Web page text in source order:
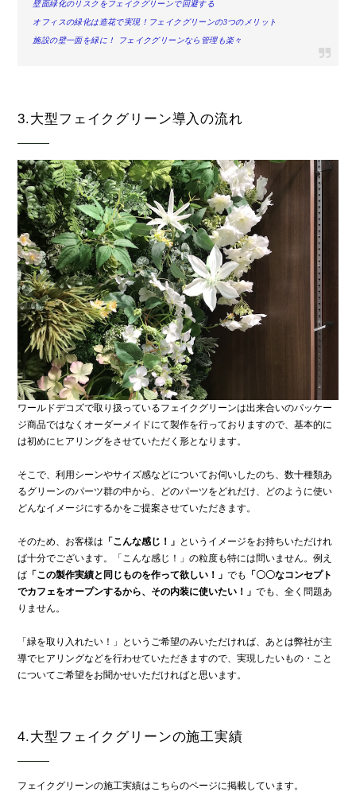
壁面緑化のリスクをフェイクグリーンで回避する
オフィスの緑化は造花で実現！フェイクグリーンの3つのメリット
施設の壁一面を緑に！ フェイクグリーンなら管理も楽々
3.大型フェイクグリーン導入の流れ
ワールドデコズで取り扱っているフェイクグリーンは出来合いのパッケー
ジ商品ではなくオーダーメイドにて製作を行っておりますので、基本的に
は初めにヒアリングをさせていただく形となります。
そこで、利用シーンやサイズ感などについてお伺いしたのち、数十種類あ
るグリーンのパーツ群の中から、どのパーツをどれだけ、どのように使い
どんなイメージにするかをご提案させていただきます。
そのため、お客様は 「こんな感じ！」 というイメージをお持ちいただけれ
ば十分でございます。「こんな感じ！」の粒度も特には問いません。例え
ば 「この製作実績と同じものを作って欲しい！」でも
「〇〇なコンセプト
でカフェをオープンするから、その内装に使いたい！」でも、全く問題あ
りません。
「緑を取り入れたい！」というご希望のみいただければ、あとは弊社が主
導でヒアリングなどを行わせていただきますので、実現したいもの・こと
についてご希望をお聞かせいただければと思います。
4.大型フェイクグリーンの施工実績
フェイクグリーンの施工実績はこちらのページに掲載しています。